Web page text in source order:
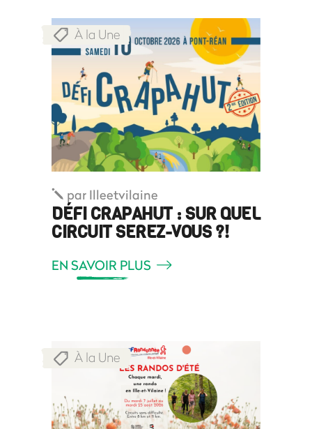
À la Une
par Illeetvilaine
DÉFI CRAPAHUT : SUR QUEL
CIRCUIT SEREZ-VOUS ?!
EN SAVOIR PLUS
À la Une